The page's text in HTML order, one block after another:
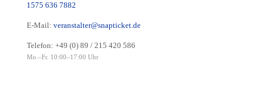
1575 636 7882
E-Mail: veranstalter@snapticket.de
Telefon: +49 (0) 89 / 215 420 586
Mo.–Fr. 10:00–17:00 Uhr